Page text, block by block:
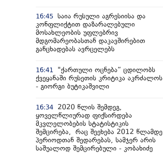
16:45 საია რუსული აგრესიისა და
კონფლიქტით დაზარალებული
მოსახლეობის უფლებრივ
მდგომარეობასთან დაკავშირებით
განცხადებას ავრცელებს
16:41
"ქართული ოცნება“ ცდილობს
ქვეყანაში რუსეთის კრიტიკა აკრძალოს
- გიორგი ბუტიკაშვილი
16:34
2020 წლის შემდეგ,
ყოველწლიურად ფიქსირდება
მკვლელობების სტატისტიკის
შემცირება, რაც შეეხება 2012 წლამდე
პერიოდთან შედარებას, სამჯერ არის
საშუალოდ შემცირებული - კობახიძე